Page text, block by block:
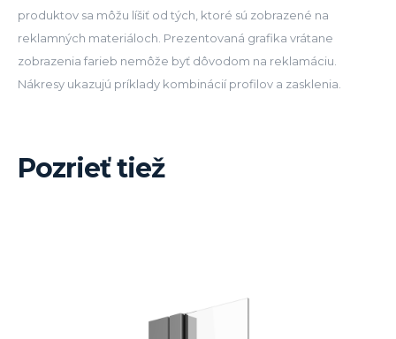
produktov sa môžu líšiť od tých, ktoré sú zobrazené na
reklamných materiáloch. Prezentovaná grafika vrátane
zobrazenia farieb nemôže byť dôvodom na reklamáciu.
Nákresy ukazujú príklady kombinácií profilov a zasklenia.
Pozrieť tiež